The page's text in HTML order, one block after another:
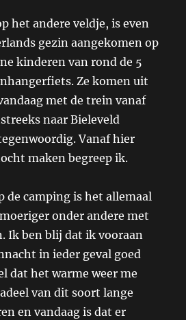
het andere veldje, is even
gezin aangekomen op
kinderen van rond de 5
Ze komen uit
met de trein vanaf
naar Bieleveld
Vanaf hier
maken begreep ik.
de camping is het allemaal
onder andere met
Ik ben blij dat ik vooraan
in ieder geval goed
dat het warme weer me
van dit soort lange
en vandaag is dat er